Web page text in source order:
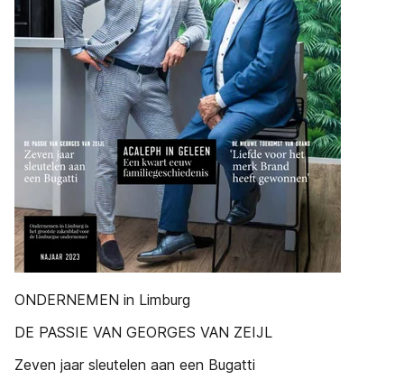
ONDERNEMEN in Limburg
DE PASSIE VAN GEORGES VAN ZEIJL
Zeven jaar sleutelen aan een Bugatti